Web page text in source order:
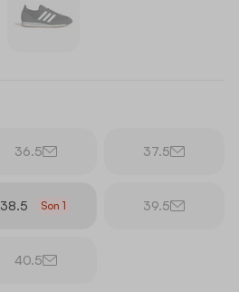
36.5 37.5
38.5 Son1 39.5
40.5